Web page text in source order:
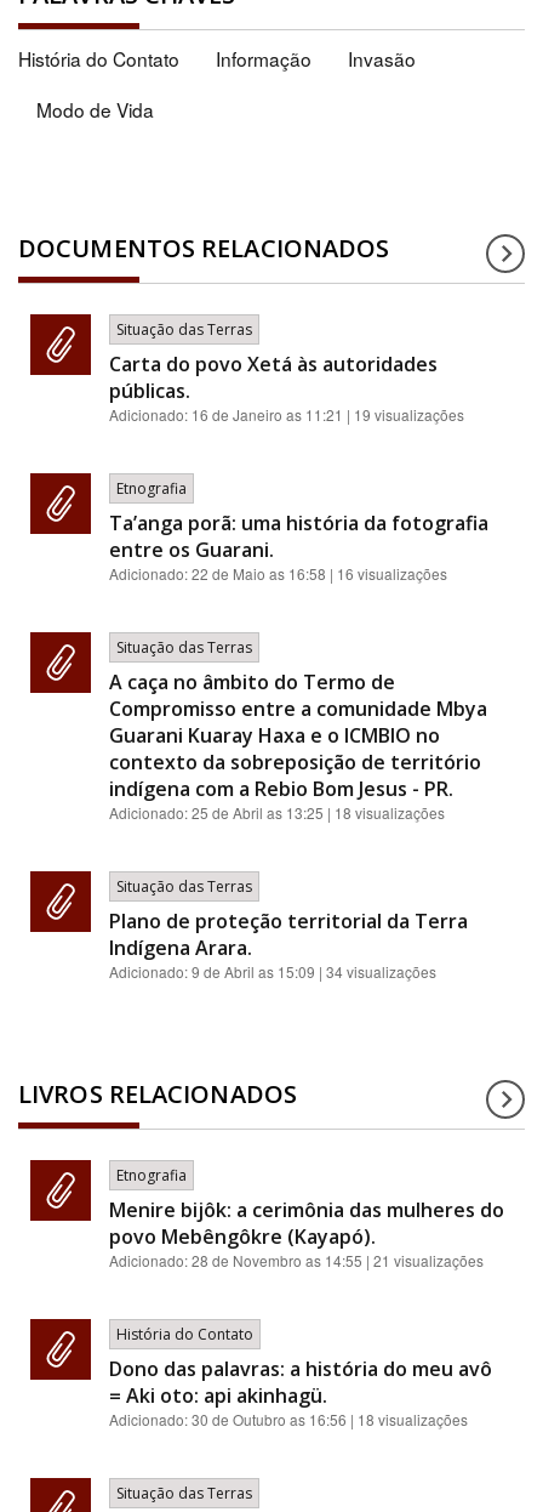
História do Contato Informação
Invasão
Modo de Vida
DOCUMENTOS RELACIONADOS
Situação das Terras
Carta do povo Xetá às autoridades
públicas.
Adicionado: 16 de Janeiro as 11:21 | 19 visualizações
Etnografia
Ta’anga porã: uma história da fotografia
entre os Guarani.
Adicionado:22 de Maio as 16:58 | 16 visualizações
Situação das Terras
A caça no âmbito do Termo de
Compromisso entre a comunidade Mbya
Guarani Kuaray Haxa e o ICMBIO no
contexto da sobreposição de território
indígena com a Rebio Bom Jesus - PR.
Adicionado:25 de Abril as 13:25 | 18 visualizações
Situação das Terras
Plano de proteção territorial da Terra
Indígena Arara.
Adicionado:9 de Abril as 15:09 | 34 visualizações
LIVROS RELACIONADOS
Etnografia
Menire bijôk: a cerimônia das mulheres do
povo Mebêngôkre (Kayapó).
Adicionado:28 de Novembro as 14:55 | 21 visualizações
História do Contato
Dono das palavras: a história do meu avô
= Aki oto: api akinhagü.
Adicionado:30 de Outubro as 16:56 | 18 visualizações
Situação das Terras